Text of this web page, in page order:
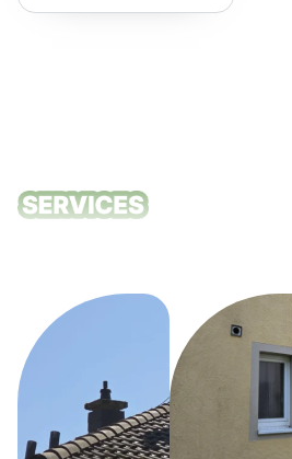
empfehlen!